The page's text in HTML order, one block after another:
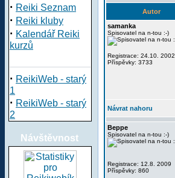
· Reiki Seznam
· Reiki kluby
· Kalendář Reiki
kurzů
· ReikiWeb - starý
1
· ReikiWeb - starý
2
Návštěvnost
Autor
samanka
Spisovatel na n-tou :-)
Registrace: 24.10. 2002
Příspěvky: 3733
Návrat nahoru
Beppe
Spisovatel na n-tou :-)
Registrace: 12.8. 2009
Příspěvky: 860